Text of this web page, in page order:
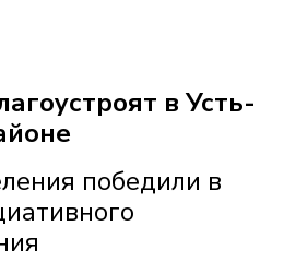
в Усть-
победили в